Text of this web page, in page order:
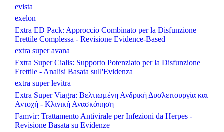
evista
exelon
Extra ED Pack: Approccio Combinato per la Disfunzione
Erettile Complessa - Revisione Evidence-Based
extra super avana
Extra Super Cialis: Supporto Potenziato per la Disfunzione
Erettile - Analisi Basata sull'Evidenza
extra super levitra
Extra Super Viagra: Βελτιωμένη Ανδρική Δυσλειτουργία και
Αντοχή - Κλινική Ανασκόπηση
Famvir: Trattamento Antivirale per Infezioni da Herpes -
Revisione Basata su Evidenze